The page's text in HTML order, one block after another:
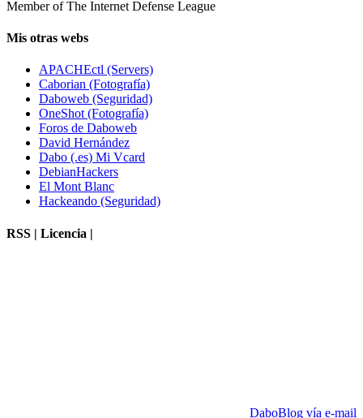
Member of The Internet Defense League
Mis otras webs
APACHEctl (Servers)
Caborian (Fotografía)
Daboweb (Seguridad)
OneShot (Fotografía)
Foros de Daboweb
David Hernández
Dabo (.es) Mi Vcard
DebianHackers
El Mont Blanc
Hackeando (Seguridad)
RSS | Licencia |
DaboBlog vía e-mail